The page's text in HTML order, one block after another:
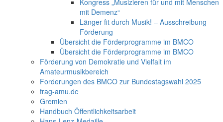
Kongress „Musizieren für und mit Menschen
mit Demenz“
Länger fit durch Musik! – Ausschreibung
Förderung
Übersicht die Förderprogramme im BMCO
Übersicht die Förderprogramme im BMCO
Förderung von Demokratie und Vielfalt im
Amateurmusikbereich
Forderungen des BMCO zur Bundestagswahl 2025
frag-amu.de
Gremien
Handbuch Öffentlichkeitsarbeit